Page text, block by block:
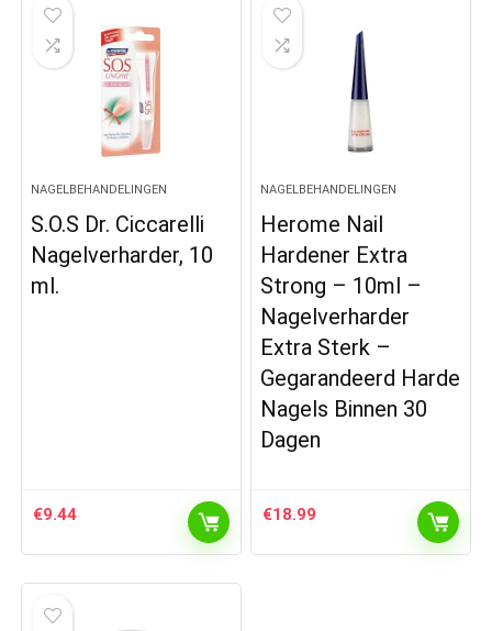
NAGELBEHANDELINGEN
S.O.S Dr. Ciccarelli
Nagelverharder, 10
ml.
€9.44
NAGELBEHANDELINGEN
Herome Nail
Hardener Extra
Strong – 10ml –
Nagelverharder
Extra Sterk –
Gegarandeerd Harde
Nagels Binnen 30
Dagen
€18.99